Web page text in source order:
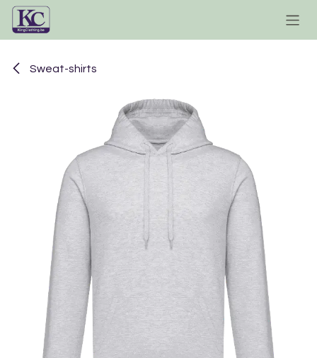
Se rendre au contenu
Sweat-shirts